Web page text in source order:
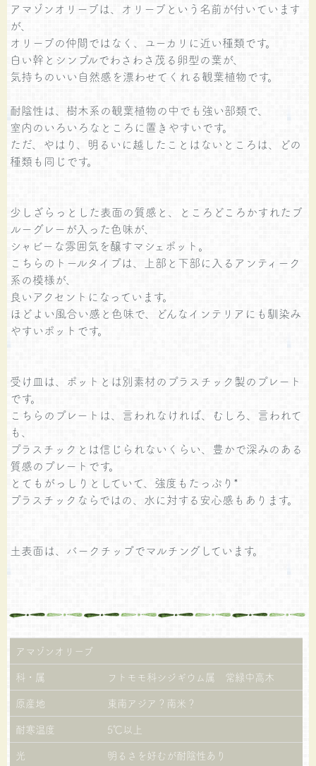
アマゾンオリーブは、オリーブという名前が付いています
が、
オリーブの仲間ではなく、ユーカリに近い種類です。
白い幹とシンプルでわさわさ茂る卵型の葉が、
気持ちのいい自然感を漂わせてくれる観葉植物です。
耐陰性は、樹木系の観葉植物の中でも強い部類で、
室内のいろいろなところに置きやすいです。
ただ、やはり、明るいに越したことはないところは、どの
種類も同じです。
少しざらっとした表面の質感と、ところどころかすれたブ
ルーグレーが入った色味が、
シャビーな雰囲気を醸すマシェポット。
こちらのトールタイプは、上部と下部に入るアンティーク
系の模様が、
良いアクセントになっています。
ほどよい風合い感と色味で、どんなインテリアにも馴染み
やすいポットです。
受け皿は、ポットとは別素材のプラスチック製のプレート
です。
こちらのプレートは、言われなければ、むしろ、言われて
も、
プラスチックとは信じられないくらい、豊かで深みのある
質感のプレートです。
とてもがっしりとしていて、強度もたっぷり*
プラスチックならではの、水に対する安心感もあります。
土表面は、バークチップでマルチングしています。
アマゾンオリーブ
科・属
フトモモ科シジギウム属 常緑中高木
原産地
東南アジア？南米？
耐寒温度
5℃以上
光
明るさを好むが耐陰性あり